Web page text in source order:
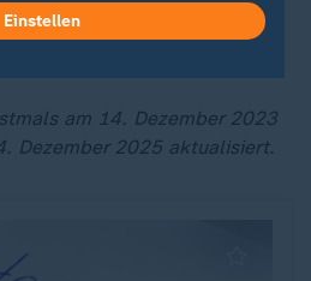
der ZDF-Sendung "
Volle
am 14. Dezember 2023
Dezember 2025 aktualisiert.
Einstellen